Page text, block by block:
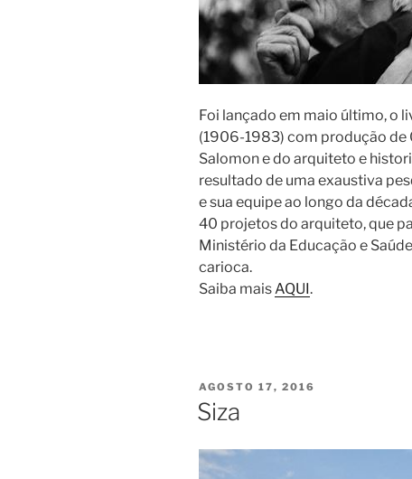
Foi lançado em maio último, o
(1906-1983) com produção de
Salomon e do arquiteto e
resultado de uma exaustiva
e sua equipe ao longo da
40 projetos do arquiteto, que
Ministério da Educação e
carioca.
Saiba mais AQUI.
PUBLICADO
EM
AGOSTO 17, 2016
Siza